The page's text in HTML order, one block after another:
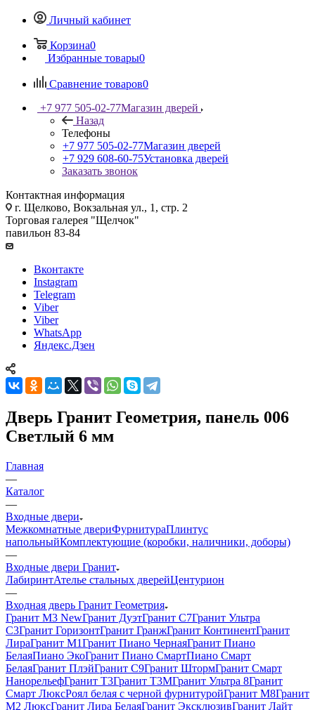
Личный кабинет
Корзина0
Избранные товары0
Сравнение товаров0
+7 977 505-02-77Магазин дверей
Назад
Телефоны
+7 977 505-02-77Магазин дверей
+7 929 608-60-75Установка дверей
Заказать звонок
Контактная информация
г. Щелково, Вокзальная ул., 1, стр. 2
Торговая галерея "Щелчок"
павильон 83-84
Вконтакте
Instagram
Telegram
Viber
Viber
WhatsApp
Яндекс.Дзен
Дверь Гранит Геометрия, панель 006
Светлый 6 мм
Главная
—
Каталог
—
Входные двери
Межкомнатные двериФурнитураПлинтус
напольныйКомплектующие (коробки, наличники, доборы)
—
Входные двери Гранит
ЛабиринтАтелье стальных дверейЦентурион
—
Входная дверь Гранит Геометрия
Гранит М3 NewГранит ДуэтГранит С7Гранит Ультра
C3Гранит ГоризонтГранит ГранжГранит КонтинентГранит
ЛираГранит М1Гранит Пиано ЧернаяГранит Пиано
БелаяПиано ЭкоГранит Пиано СмартПиано Смарт
БелаяГранит ПлэйГранит С9Гранит ШтормГранит Смарт
НанорельефГранит Т3Гранит Т3МГранит Ультра 8Гранит
Смарт ЛюксРоял белая с черной фурнитуройГранит М8Гранит
М2 ЛюксГранит Лира БелаяГранит ЭксклюзивГранит Лайт